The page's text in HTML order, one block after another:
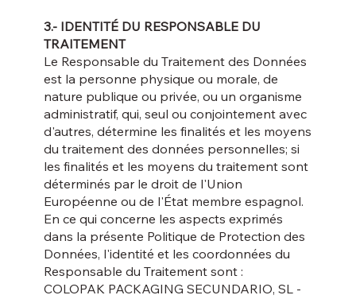
3.- IDENTITÉ DU RESPONSABLE DU
TRAITEMENT
Le Responsable du Traitement des Données
est la personne physique ou morale, de
nature publique ou privée, ou un organisme
administratif, qui, seul ou conjointement avec
d'autres, détermine les finalités et les moyens
du traitement des données personnelles; si
les finalités et les moyens du traitement sont
déterminés par le droit de l'Union
Européenne ou de l'État membre espagnol.
En ce qui concerne les aspects exprimés
dans la présente Politique de Protection des
Données, l'identité et les coordonnées du
Responsable du Traitement sont :
COLOPAK PACKAGING SECUNDARIO, SL -